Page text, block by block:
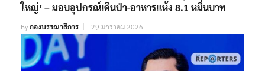
ใหญ่’ – มอบอุปกรณ์เดินป่า-อาหารแห้ง 8.1 หมื่นบาท
Byกองบรรณาธิการ 29 มกราคม 2026